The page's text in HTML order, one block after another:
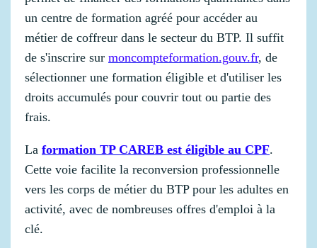
un centre de formation agréé pour accéder au
métier de coffreur dans le secteur du BTP. Il suffit
de s'inscrire sur moncompteformation.gouv.fr, de
sélectionner une formation éligible et d'utiliser les
droits accumulés pour couvrir tout ou partie des
frais.
La formation TP CAREB est éligible au CPF.
Cette voie facilite la reconversion professionnelle
vers les corps de métier du BTP pour les adultes en
activité, avec de nombreuses offres d'emploi à la
clé.